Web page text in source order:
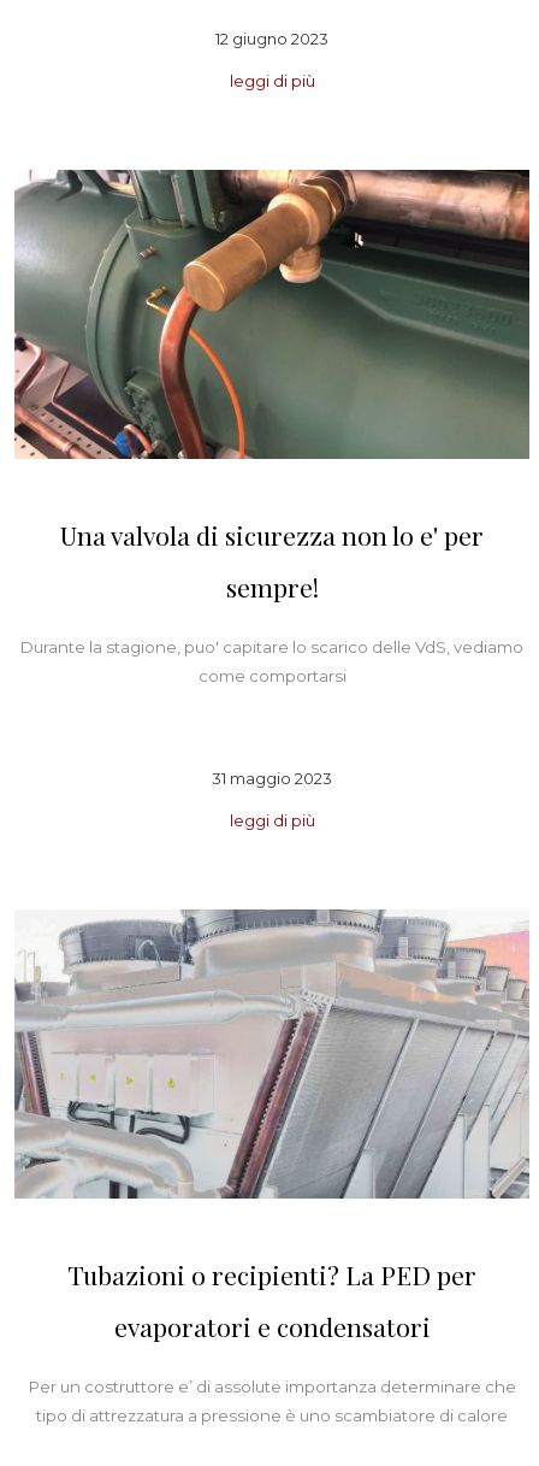
12 giugno 2023
leggi di più
Una valvola di sicurezza non lo e' per
sempre!
Durante la stagione, puo' capitare lo scarico delle VdS, vediamo
come comportarsi
31 maggio 2023
leggi di più
Tubazioni o recipienti? La PED per
evaporatori e condensatori
Per un costruttore e’ di assolute importanza determinare che
tipo di attrezzatura a pressione è uno scambiatore di calore